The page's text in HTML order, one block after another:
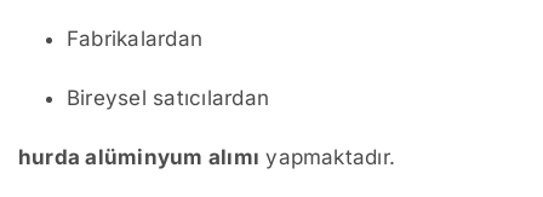
Fabrikalardan
Bireysel satıcılardan
hurda alüminyum alımı yapmaktadır.